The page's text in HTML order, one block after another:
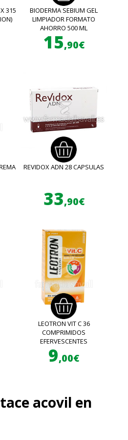
315
BIODERMA SEBIUM GEL
LIMPIADOR FORMATO
AHORRO 500 ML
15,90€
REVIDOX ADN 28 CAPSULAS
33,90€
LEOTRON VIT C 36
COMPRIMIDOS
EFERVESCENTES
9,00€
acovil en